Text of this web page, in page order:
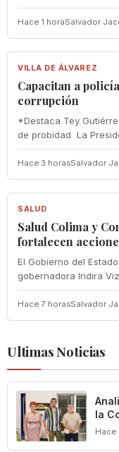
Hace 1 horaSalvador
VILLA DE ÁLVAREZ
VILLA DE ÁLVAREZ
‎Capacitan a
corrupción
‎*Destaca Tey
de probidad ‎ La
Hace 3 horasSalvador
SALUD
SALUD
Salud Colima y
fortalecen
El Gobierno del
gobernadora Indira
Hace 7 horasSalvador
Ultimas Noticias
la
Hace